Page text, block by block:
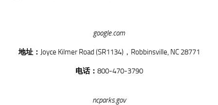
google.com
地址： Joyce Kilmer Road (SR1134)，Robbinsville, NC 28771
电话： 800-470-3790
ncparks.gov